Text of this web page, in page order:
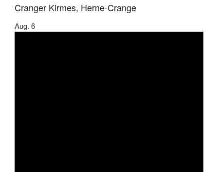
Cranger Kirmes, Herne-Crange
Aug. 6